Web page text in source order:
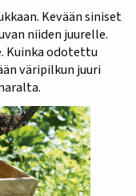
Kevään siniset
niiden juurelle.
Kuinka odotettu
väripilkun juuri